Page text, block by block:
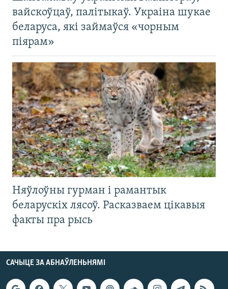
вайскоўцаў, палітыкаў. Украіна шукае
беларуса, які займаўся «чорным
піярам»
Няўлоўны гурман і рамантык
беларускіх лясоў. Расказваем цікавыя
факты пра рысь
САЧЫЦЕ ЗА АБНАЎЛЕНЬНЯМІ